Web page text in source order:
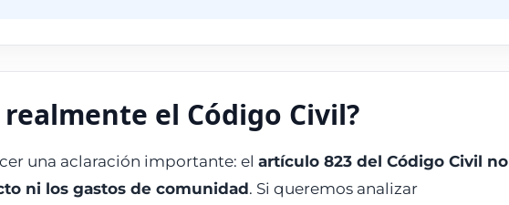
realmente el Código Civil?
una aclaración importante: el artículo 823 del Código Civil no
ni los gastos de comunidad. Si queremos analizar